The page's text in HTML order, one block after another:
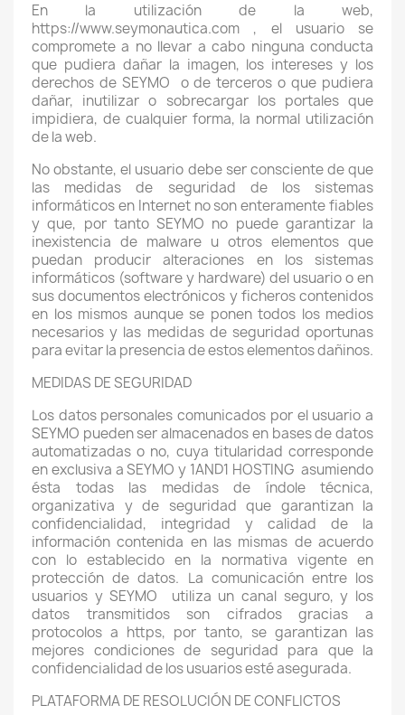
En la utilización de la web,
https://www.seymonautica.com , el usuario se
compromete a no llevar a cabo ninguna conducta
que pudiera dañar la imagen, los intereses y los
derechos de SEYMO
o de terceros o que pudiera
dañar, inutilizar o sobrecargar los portales que
impidiera, de cualquier forma, la normal utilización
de la web.
No obstante, el usuario debe ser consciente de que
las medidas de seguridad de los sistemas
informáticos en Internet no son enteramente fiables
y que, por tanto SEYMO no puede garantizar la
inexistencia de malware u otros elementos que
puedan producir alteraciones en los sistemas
informáticos (software y hardware) del usuario o en
sus documentos electrónicos y ficheros contenidos
en los mismos aunque se ponen todos los medios
necesarios y las medidas de seguridad oportunas
para evitar la presencia de estos elementos dañinos.
MEDIDAS DE SEGURIDAD
Los datos personales comunicados por el usuario a
SEYMO pueden ser almacenados en bases de datos
automatizadas o no, cuya titularidad corresponde
en exclusiva a SEYMO y 1AND1 HOSTING asumiendo
ésta todas las medidas de índole técnica,
organizativa y de seguridad que garantizan la
confidencialidad, integridad y calidad de la
información contenida en las mismas de acuerdo
con lo establecido en la normativa vigente en
protección de datos. La comunicación entre los
usuarios y SEYMO
utiliza un canal seguro, y los
datos transmitidos son cifrados gracias a
protocolos a https, por tanto, se garantizan las
mejores condiciones de seguridad para que la
confidencialidad de los usuarios esté asegurada.
PLATAFORMA DE RESOLUCIÓN DE CONFLICTOS